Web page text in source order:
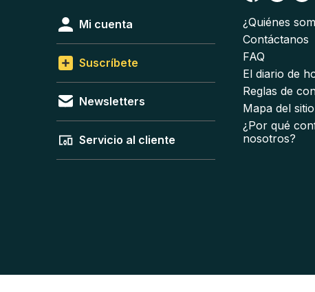
Mi cuenta
Suscríbete
Newsletters
Servicio al cliente
¿Quiénes
Contáctanos
FAQ
El diario de
Reglas de
Mapa del sitio
¿Por qué
nosotros?